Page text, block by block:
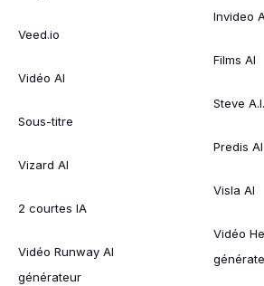
Veed.io
Vidéo AI
Sous-titre
Vizard AI
2 courtes IA
Vidéo Runway AI
générateur
Invideo
Films AI
Steve A.I.
Predis AI
Visla AI
Vidéo